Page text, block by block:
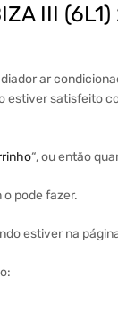
III
ar
estiver satisfeito
“, ou então
pode fazer.
estiver na